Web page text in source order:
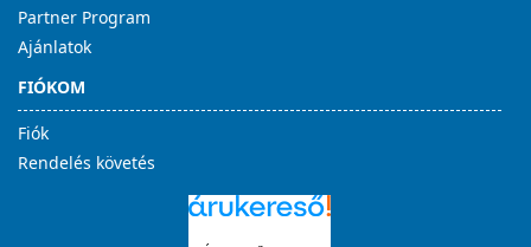
Partner Program
Ajánlatok
FIÓKOM
Fiók
Rendelés követés